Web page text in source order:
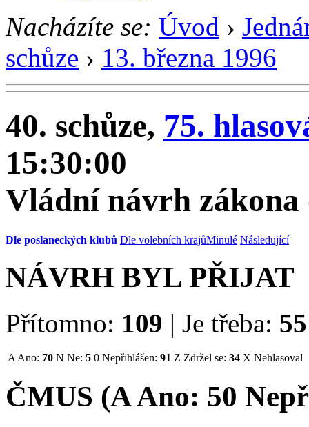
Nacházíte se: Úvod ›
schůze › 13. března 1996
40. schůze, 75.
15:30:00
Vládní návrh
Dle poslaneckých klubů Dle volebních krajůMinulé Následující
NÁVRH BYL PŘIJAT
Přítomno: 109 | Je třeba: 55
A Ano: 70 N Ne: 5 0 Nepřihlášen: 91 Z Zdržel se: 34 X Nehlasoval
ČMUS (AAno: 50